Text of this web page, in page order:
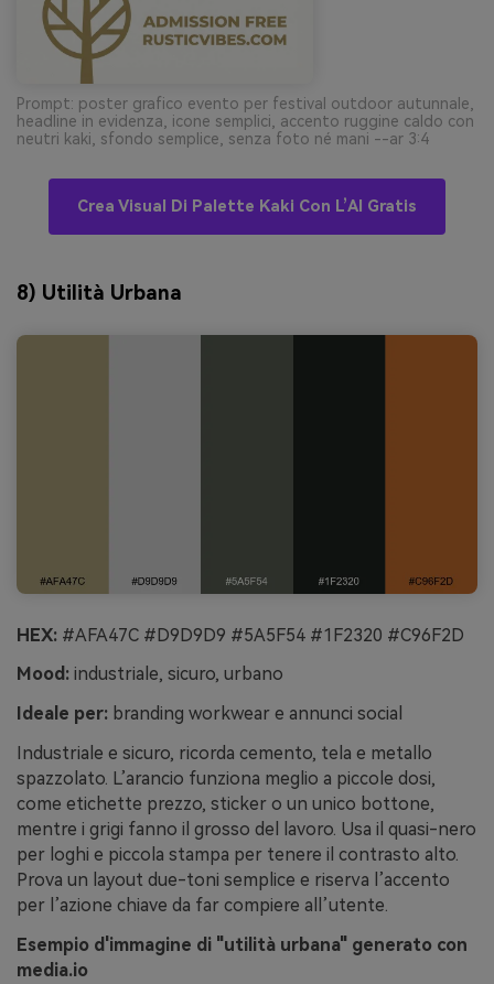
Prompt: poster grafico evento per festival outdoor autunnale,
headline in evidenza, icone semplici, accento ruggine caldo con
neutri kaki, sfondo semplice, senza foto né mani --ar 3:4
Crea Visual Di Palette Kaki Con L’AI Gratis
8) Utilità Urbana
HEX: #AFA47C #D9D9D9 #5A5F54 #1F2320 #C96F2D
Mood: industriale, sicuro, urbano
Ideale per: branding workwear e annunci social
Industriale e sicuro, ricorda cemento, tela e metallo
spazzolato. L’arancio funziona meglio a piccole dosi,
come etichette prezzo, sticker o un unico bottone,
mentre i grigi fanno il grosso del lavoro. Usa il quasi-nero
per loghi e piccola stampa per tenere il contrasto alto.
Prova un layout due-toni semplice e riserva l’accento
per l’azione chiave da far compiere all’utente.
Esempio d'immagine di "utilità urbana" generato con
media.io